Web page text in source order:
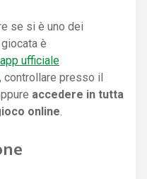
se si è uno dei
è
ufficiale
, controllare presso il
accedere in tutta
online